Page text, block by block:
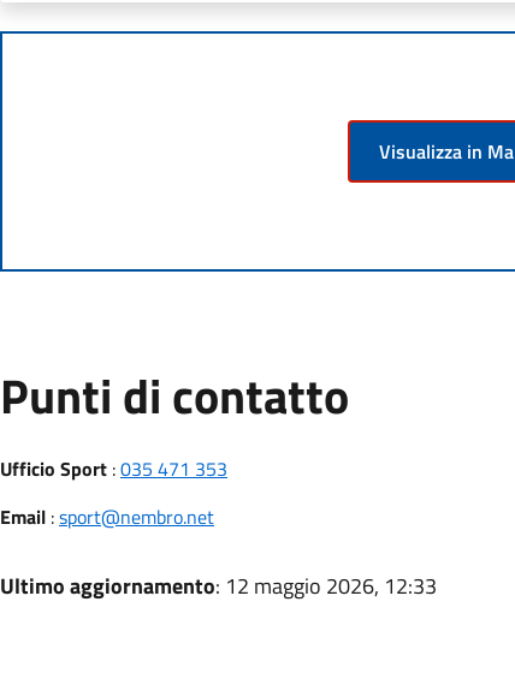
Visualizza in
Punti di contatto
Ufficio Sport:035 471 353
Email:sport@nembro.net
Ultimo aggiornamento: 12 maggio 2026, 12:33